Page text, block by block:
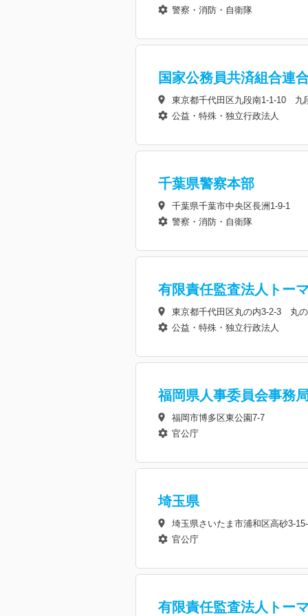
警察・消防・自衛隊
国家公務員共済組合連
東京都千代田区九段南1-1-10 九
公益・特殊・独立行政法人
千葉県警察本部
千葉県千葉市中央区長洲1-9-1
警察・消防・自衛隊
有限責任監査法人トー
東京都千代田区丸の内3-2-3 丸
公益・特殊・独立行政法人
福岡県人事委員会事務
福岡市博多区東公園7-7
官公庁
埼玉県
埼玉県さいたま市浦和区高砂3-
官公庁
有限責任監査法人トー